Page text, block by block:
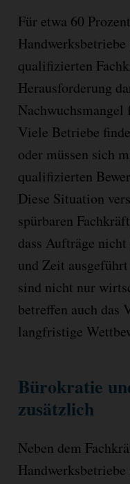
Für etwa 60
qualifizierten
Herausforderung
Nachwuchsmangel
Viele Betriebe
oder müssen sich
qualifizierten
Diese Situation
spürbaren
dass Aufträge
und Zeit
sind nicht nur
betreffen auch das
langfristige
Bürokratie
zusätzlich
Neben dem